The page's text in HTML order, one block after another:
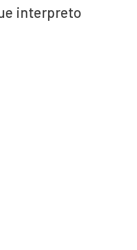
interpreto